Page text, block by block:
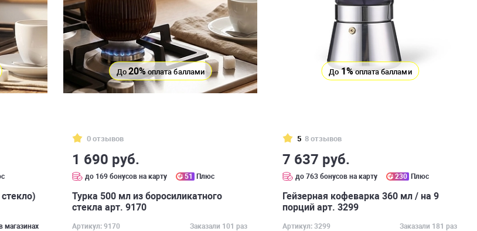
магазинах
До 20%оплата баллами
0 отзывов
1 690 руб.
до 169 бонусов на карту 51 Плюс
Турка 500 мл из боросиликатного
стекла арт. 9170
Артикул: 9170
Заказали 101 раз
До1%оплата баллами
5 8 отзывов
7 637 руб.
до 763 бонусов на карту 230 Плюс
Гейзерная кофеварка 360 мл / на 9
порций арт. 3299
Артикул: 3299
Заказали 181 раз